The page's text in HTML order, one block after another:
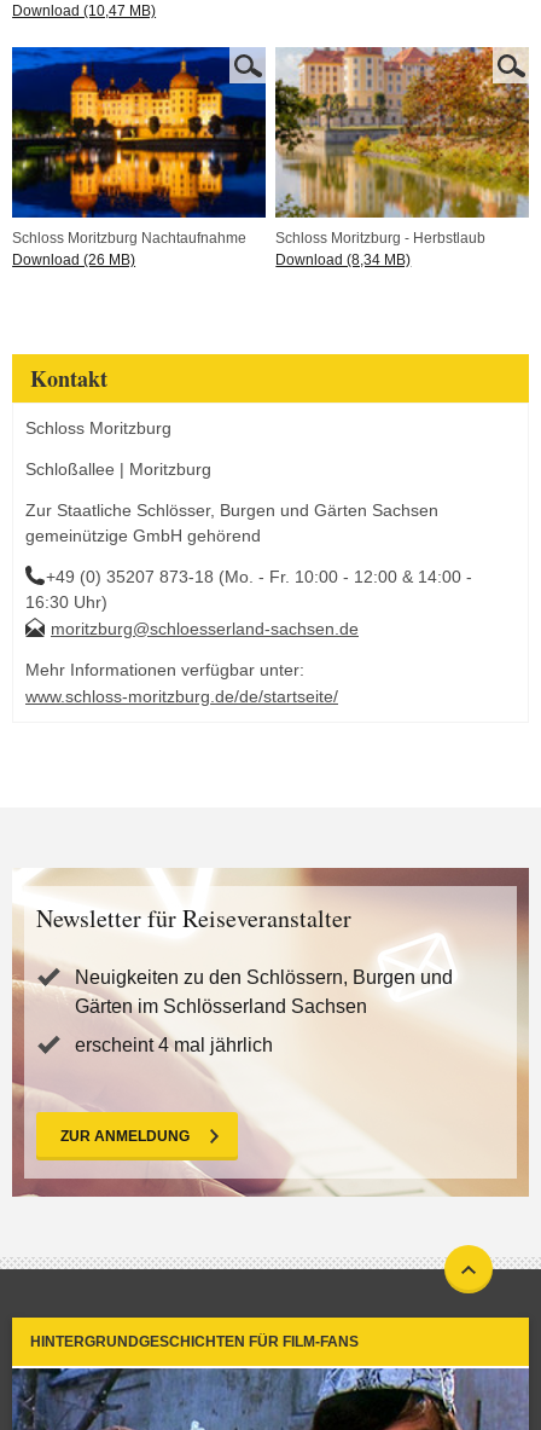
Download (10,47 MB)
Schloss Moritzburg Nachtaufnahme
Download (26 MB)
Schloss Moritzburg - Herbstlaub
Download (8,34 MB)
Kontakt
Schloss Moritzburg
Schloßallee | Moritzburg
Zur Staatliche Schlösser, Burgen und Gärten Sachsen
gemeinützige GmbH gehörend
+49 (0) 35207 873-18 (Mo. - Fr. 10:00 - 12:00 & 14:00 -
16:30 Uhr)
moritzburg@schloesserland-sachsen.de
Mehr Informationen verfügbar unter:
www.schloss-moritzburg.de/de/startseite/
Newsletter für Reiseveranstalter
Neuigkeiten zu den Schlössern, Burgen und
Gärten im Schlösserland Sachsen
erscheint 4 mal jährlich
ZUR ANMELDUNG
HINTERGRUNDGESCHICHTEN FÜR FILM-FANS